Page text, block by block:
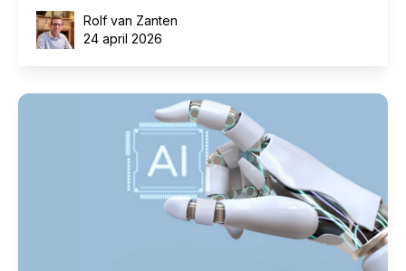
Rolf van Zanten
24 april 2026